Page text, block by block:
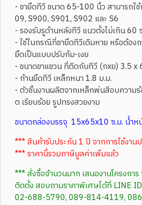
- ขายึดทีวี ขนาด 65-100 นิ้ว สามารถใ
09, S900, S901, S902 และ S6
- รองรับรูด้านหลังทีวี แนวตั้งไม่เกิน 60
- ใช้ในกรณีที่ขายึดทีวีเดิมหาย หรือต้อง
ยึดเป็นแบบปรับก้ม-เงย
- ขนาดขาแขวน ที่ติดกับทีวี (กxย) 3.5 x
- ก้านยึดทีวี เหล็กหนา 1.8 ม.ม.
- ตัวชิ้นงานผลิตจากเหล็กพ่นสีอบความ
ต เรียบร้อย รูปทรงสวยงาม
ขนาดกล่องบรรจุ 15x65x10 ซ.ม. น้ำห
*** สินค้ารับประกัน 1 ปี จากการใช้งาน
*** ราคานี้รวมภาษีมูลค่าเพิ่มแล้ว
*** สั่งซื้อจำนวนมาก เสนองานโครงกา
ติดตั้ง สอบถามราคาพิเศษได้ที่ LINE
02-688-5790, 089-814-4119,